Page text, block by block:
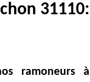
31110:
ramoneurs à